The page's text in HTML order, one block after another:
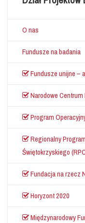
O nas
Fundusze na badania
Fundusze unijne –
Narodowe
Program
Regionalny
Świętokrzyskiego
Fundacja na rzecz
Horyzont 2020
Międzynarodowy